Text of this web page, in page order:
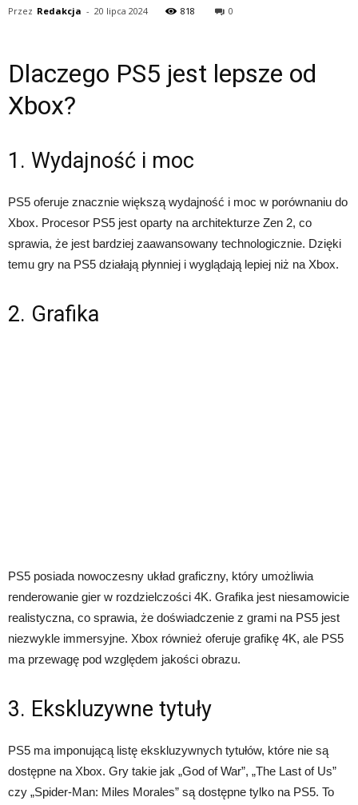
Przez Redakcja - 20 lipca 2024 818 0
Dlaczego PS5 jest lepsze od
Xbox?
1. Wydajność i moc
PS5 oferuje znacznie większą wydajność i moc w porównaniu do
Xbox. Procesor PS5 jest oparty na architekturze Zen 2, co
sprawia, że ​​jest bardziej zaawansowany technologicznie. Dzięki
temu gry na PS5 działają płynniej i wyglądają lepiej niż na Xbox.
2. Grafika
PS5 posiada nowoczesny układ graficzny, który umożliwia
renderowanie gier w rozdzielczości 4K. Grafika jest niesamowicie
realistyczna, co sprawia, że ​​doświadczenie z grami na PS5 jest
niezwykle immersyjne. Xbox również oferuje grafikę 4K, ale PS5
ma przewagę pod względem jakości obrazu.
3. Ekskluzywne tytuły
PS5 ma imponującą listę ekskluzywnych tytułów, które nie są
dostępne na Xbox. Gry takie jak „God of War”, „The Last of Us”
czy „Spider-Man: Miles Morales” są dostępne tylko na PS5. To